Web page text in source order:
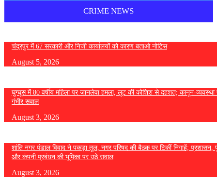
CRIME NEWS
चंद्रपुर में 67 सरकारी और निजी कार्यालयों को कारण बताओ नोटिस
August 5, 2026
घुग्घूस में 80 वर्षीय महिला पर जानलेवा हमला, लूट की कोशिश से दहशत; कानून-व्यवस्था
गंभीर सवाल
August 3, 2026
शांति नगर पंडाल विवाद ने पकड़ा तूल, नगर परिषद की बैठक पर टिकीं निगाहें; प्रशासन,
और कंपनी प्रबंधन की भूमिका पर उठे सवाल
August 3, 2026